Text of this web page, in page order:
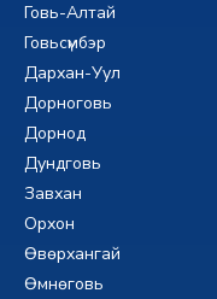
Говь-Алтай
Говьсүмбэр
Дархан-Уул
Дорноговь
Дорнод
Дундговь
Завхан
Орхон
Өвөрхангай
Өмнөговь